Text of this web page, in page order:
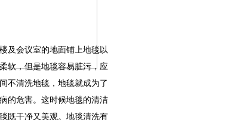
及会议室的地面铺上地毯以
软，但是地毯容易脏污，应
不清洗地毯，地毯就成为了
的危害。这时候地毯的清洁
既干净又美观。地毯清洗有